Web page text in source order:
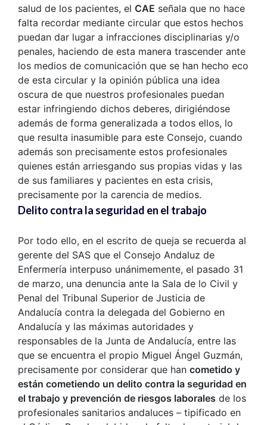
salud de los pacientes, el CAE señala que no hace
falta recordar mediante circular que estos hechos
puedan dar lugar a infracciones disciplinarias y/o
penales, haciendo de esta manera trascender ante
los medios de comunicación que se han hecho eco
de esta circular y la opinión pública una idea
oscura de que nuestros profesionales puedan
estar infringiendo dichos deberes, dirigiéndose
además de forma generalizada a todos ellos, lo
que resulta inasumible para este Consejo, cuando
además son precisamente estos profesionales
quienes están arriesgando sus propias vidas y las
de sus familiares y pacientes en esta crisis,
precisamente por la carencia de medios.
Delito contra la seguridad en el trabajo
Por todo ello, en el escrito de queja se recuerda al
gerente del SAS que el Consejo Andaluz de
Enfermería interpuso unánimemente, el pasado 31
de marzo, una denuncia ante la Sala de lo Civil y
Penal del Tribunal Superior de Justicia de
Andalucía contra la delegada del Gobierno en
Andalucía y las máximas autoridades y
responsables de la Junta de Andalucía, entre las
que se encuentra el propio Miguel Ángel Guzmán,
precisamente por considerar que han cometido y
están cometiendo un delito contra la seguridad en
el trabajo y prevención de riesgos laborales de los
profesionales sanitarios andaluces – tipificado en